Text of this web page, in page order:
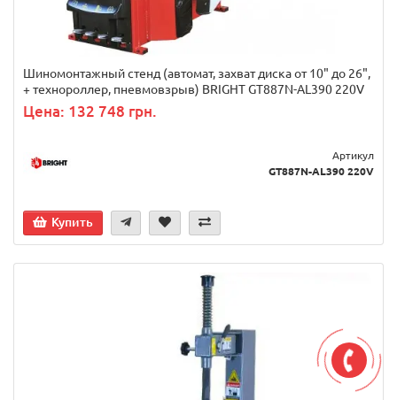
Шиномонтажный стенд (автомат, захват диска от 10" до 26",
+ технороллер, пневмовзрыв) BRIGHT GT887N-AL390 220V
Цена: 132 748 грн.
Артикул
GT887N-AL390 220V
Купить